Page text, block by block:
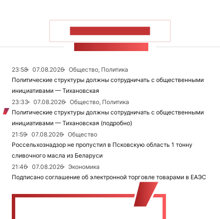
23:58 07.08.2026
Общество, Политика
Политические структуры должны сотрудничать с общественными
инициативами — Тихановская
23:33
07.08.2026
Общество, Политика
Политические структуры должны сотрудничать с общественными
инициативами — Тихановская (подробно)
21:59
07.08.2026
Общество
Россельхознадзор не пропустил в Псковскую область 1 тонну
сливочного масла из Беларуси
21:46
07.08.2026
Экономика
Подписано соглашение об электронной торговле товарами в ЕАЭС